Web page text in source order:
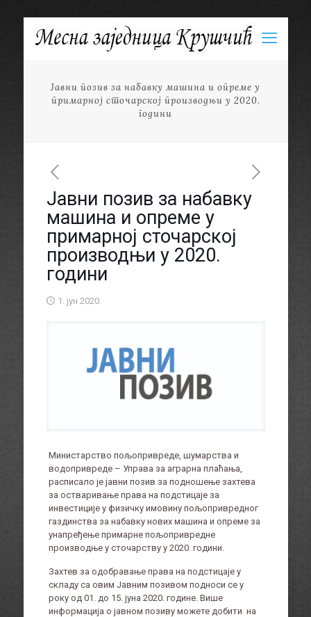
Јавни позив за набавку машина и опреме у
примарној сточарској производњи у 2020.
години
Јавни позив за набавку
машина и опреме у
примарној сточарској
производњи у 2020.
години
1. јун 2020.
Министарство пољопривреде, шумарства и
водопривреде – Управа за аграрна плаћања,
расписало је јавни позив за подношење захтева
за остваривање права на подстицаје за
инвестиције у физичку имовину пољопривредног
газдинства за набавку нових машина и опреме за
унапређење примарне пољопривредне
производње у сточарству у 2020. години.
Захтев за одобравање права на подстицаје у
складу са овим Јавним позивом подноси се у
року од 01. до 15. јуна 2020. године. Више
информација о јавном позиву можете добити на